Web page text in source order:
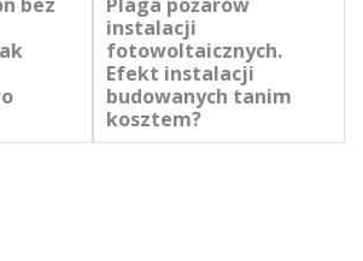
instalacji
fotowoltaicznych.
Efekt instalacji
budowanych tanim
kosztem?